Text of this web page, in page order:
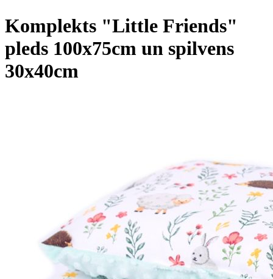
Komplekts "Little Friends"
pleds 100x75cm un spilvens
30x40cm